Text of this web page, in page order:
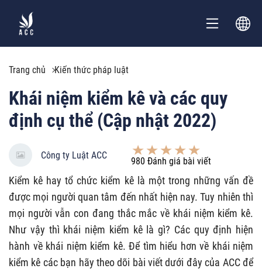
Trang chủ Kiến thức pháp luật
Khái niệm kiểm kê và các quy
định cụ thể (Cập nhật 2022)
Công ty Luật ACC
980 Đánh giá bài viết
Kiểm kê hay tổ chức kiểm kê là một trong những vấn đề
được mọi người quan tâm đến nhất hiện nay. Tuy nhiên thì
mọi người vẫn con đang thắc mắc về khái niệm kiểm kê.
Như vậy thì khái niệm kiểm kê là gì? Các quy định hiện
hành về khái niệm kiểm kê. Để tìm hiểu hơn về khái niệm
kiểm kê các bạn hãy theo dõi bài viết dưới đây của ACC để